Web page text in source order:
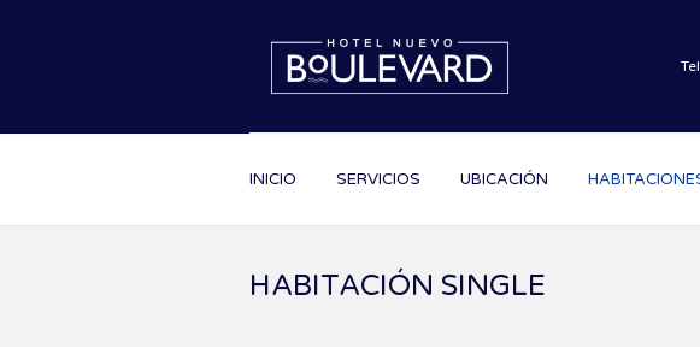
INICIO SERVICIOS UBICACIÓN
HABITACIÓN SINGLE